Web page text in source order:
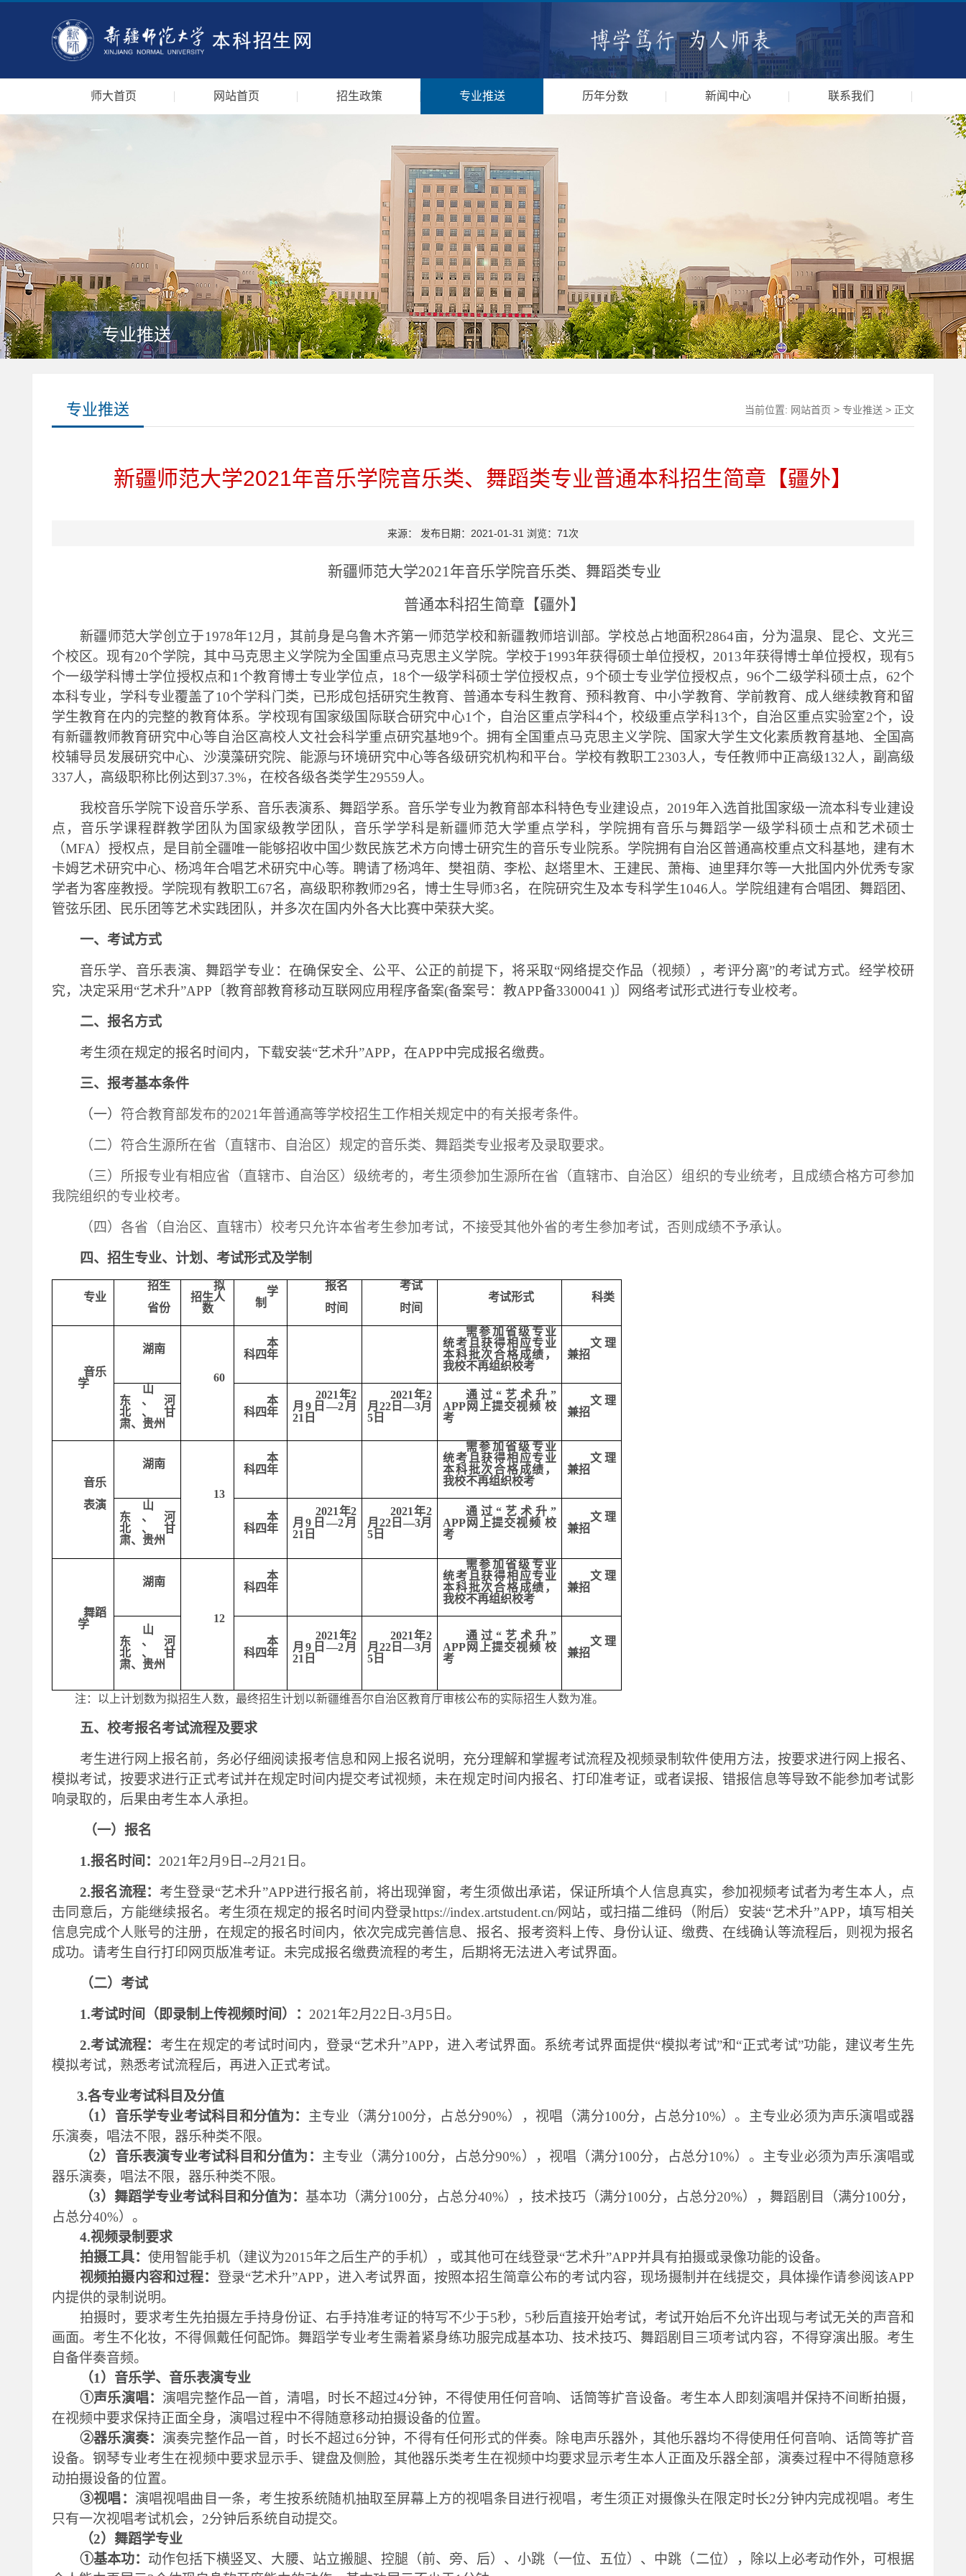
师大首页 网站首页 招生政策 专业推送 历年分数 新闻中心 联系我们
专业推送
专业推送 当前位置: 网站首页 > 专业推送 > 正文
新疆师范大学2021年音乐学院音乐类、舞蹈类专业普通本科招生简章【疆外】
来源： 发布日期：2021-01-31 浏览： 71次
新疆师范大学2021年音乐学院音乐类、舞蹈类专业
普通本科招生简章【疆外】
新疆师范大学创立于1978年12月，其前身是乌鲁木齐第一师范学校和新疆教师培训部。学校总占地面积2864亩，分为温泉、昆仑、文光三
个校区。现有20个学院，其中马克思主义学院为全国重点马克思主义学院。学校于1993年获得硕士单位授权，2013年获得博士单位授权，现有5
个一级学科博士学位授权点和1个教育博士专业学位点，18个一级学科硕士学位授权点，9个硕士专业学位授权点，96个二级学科硕士点，62个
本科专业，学科专业覆盖了10个学科门类，已形成包括研究生教育、普通本专科生教育、预科教育、中小学教育、学前教育、成人继续教育和留
学生教育在内的完整的教育体系。学校现有国家级国际联合研究中心1个，自治区重点学科4个，校级重点学科13个，自治区重点实验室2个，设
有新疆教师教育研究中心等自治区高校人文社会科学重点研究基地9个。拥有全国重点马克思主义学院、国家大学生文化素质教育基地、全国高
校辅导员发展研究中心、沙漠藻研究院、能源与环境研究中心等各级研究机构和平台。学校有教职工2303人，专任教师中正高级132人，副高级
337人，高级职称比例达到37.3%，在校各级各类学生29559人。
我校音乐学院下设音乐学系、音乐表演系、舞蹈学系。音乐学专业为教育部本科特色专业建设点， 2019年入选首批国家级一流本科专业建设
点，音乐学课程群教学团队为国家级教学团队，音乐学学科是新疆师范大学重点学科，学院拥有音乐与舞蹈学一级学科硕士点和艺术硕士
（MFA）授权点，是目前全疆唯一能够招收中国少数民族艺术方向博士研究生的音乐专业院系。学院拥有自治区普通高校重点文科基地，建有木
卡姆艺术研究中心、杨鸿年合唱艺术研究中心等。聘请了杨鸿年、樊祖荫、李松、赵塔里木、王建民、萧梅、迪里拜尔等一大批国内外优秀专家
学者为客座教授。学院现有教职工67名，高级职称教师29名，博士生导师3名，在院研究生及本专科学生1046人。学院组建有合唱团、舞蹈团、
管弦乐团、民乐团等艺术实践团队，并多次在国内外各大比赛中荣获大奖。
一、考试方式
音乐学、音乐表演、舞蹈学专业：在确保安全、公平、公正的前提下，将采取“网络提交作品（视频），考评分离”的考试方式。经学校研
究，决定采用“艺术升”APP〔教育部教育移动互联网应用程序备案(备案号：教APP备3300041 )〕网络考试形式进行专业校考。
二、报名方式
考生须在规定的报名时间内，下载安装“艺术升”APP，在APP中完成报名缴费。
三、报考基本条件
（一） 符合教育部发布的2021年普通高等学校招生工作相关规定中的有关报考条件。
（二） 符合生源所在省（直辖市、自治区）规定的音乐类、舞蹈类专业报考及录取要求。
（三） 所报专业有相应省（直辖市、自治区）级统考的，考生须参加生源所在省（直辖市、自治区）组织的专业统考，且成绩合格方可参加
我院组织的专业校考。
（四） 各省（自治区、直辖市）校考只允许本省考生参加考试，不接受其他外省的考生参加考试，否则成绩不予承认。
四、招生专业、计划、考试形式及学制
专业
招生
省份
拟
招生人
数
学
制
报名
时间
考试
时间
考试形式 科类
音乐
学
湖南
60
本
科四年
需参加省级专业
统考且获得相应专业
本科批次合格成绩，
我校不再组织校考
文理
兼招
山
东 、 河
北、甘
肃、贵州
本
科四年
2021年2
月9 日 —2月
21日
2021年2
月22日 —3月
5日
通过“艺术升 ”
APP网上提交视频 校
考
文理
兼招
音乐
表演
湖南
13
本
科四年
需参加省级专业
统考且获得相应专业
本科批次合格成绩，
我校不再组织校考
文理
兼招
山
东 、 河
北、甘
肃、贵州
本
科四年
2021年2
月9 日 —2月
21日
2021年2
月22日 —3月
5日
通过“艺术升 ”
APP网上提交视频 校
考
文理
兼招
舞蹈
学
湖南
12
本
科四年
需参加省级专业
统考且获得相应专业
本科批次合格成绩，
我校不再组织校考
文理
兼招
山
东 、 河
北、甘
肃、贵州
本
科四年
2021年2
月9 日 —2月
21日
2021年2
月22日 —3月
5日
通过“艺术升 ”
APP网上提交视频 校
考
文理
兼招
注：以上计划数为拟招生人数，最终招生计划以新疆维吾尔自治区教育厅审核公布的实际招生人数为准。
五、校考报名考试流程及要求
考生进行网上报名前，务必仔细阅读报考信息和网上报名说明，充分理解和掌握考试流程及视频录制软件使用方法，按要求进行网上报名、
模拟考试，按要求进行正式考试并在规定时间内提交考试视频，未在规定时间内报名、打印准考证，或者误报、错报信息等导致不能参加考试影
响录取的，后果由考生本人承担。
（一）报名
1.报名时间： 2021年2月 9 日--2月21日。
2.报名流程： 考生登录“艺术升”APP进行报名前，将出现弹窗，考生须做出承诺，保证所填个人信息真实，参加视频考试者为考生本人，点
击同意后，方能继续报名。考生须在规定的报名时间内登录https://index.artstudent.cn/网站，或扫描二维码（附后）安装“艺术升”APP，填写相关
信息完成个人账号的注册，在规定的报名时间内，依次完成完善信息、报名、报考资料上传、身份认证、缴费、在线确认等流程后，则视为报名
成功。请考生自行打印网页版准考证。未完成报名缴费流程的考生，后期将无法进入考试界面。
（二）考试
1.考试时间（即录制上传视频时间）： 2021年2月22日-3月5日。
2.考试流程： 考生在规定的考试时间内，登录“艺术升”APP，进入考试界面。系统考试界面提供“模拟考试”和“正式考试”功能，建议考生先
模拟考试，熟悉考试流程后，再进入正式考试。
3.各专业考试科目及分值
（1）音乐学专业考试科目和分值为： 主专业（满分100分，占总分90%），视唱（满分100分，占总分10%）。主专业必须为声乐演唱或器
乐演奏，唱法不限，器乐种类不限。
（2）音乐表演专业考试科目和分值为： 主专业（满分100分，占总分90%），视唱（满分100分，占总分10%）。主专业必须为声乐演唱或
器乐演奏，唱法不限，器乐种类不限。
（3）舞蹈学专业考试科目和分值为：基本功（满分100分，占总分40%），技术技巧（满分100分，占总分20%），舞蹈剧目（满分100分，
占总分40%）。
4.视频录制要求
拍摄工具： 使用智能手机（建议为2015年之后生产的手机），或其他可在线登录“艺术升”APP并具有拍摄或录像功能的设备。
视频拍摄内容和过程： 登录“艺术升”APP，进入考试界面，按照本招生简章公布的考试内容，现场摄制并在线提交，具体操作请参阅该APP
内提供的录制说明。
拍摄时，要求考生先拍摄左手持身份证、右手持准考证的特写不少于5秒，5秒后直接开始考试，考试开始后不允许出现与考试无关的声音和
画面。考生不化妆，不得佩戴任何配饰。舞蹈学专业考生需着紧身练功服完成基本功、技术技巧、舞蹈剧目三项考试内容，不得穿演出服。考生
自备伴奏音频。
（1）音乐学、音乐表演专业
①声乐演唱： 演唱完整作品一首，清唱，时长不超过4分钟，不得使用任何音响、话筒等扩音设备。考生本人即刻演唱并保持不间断拍摄，
在视频中要求保持正面全身，演唱过程中不得随意移动拍摄设备的位置。
②器乐演奏： 演奏完整作品一首，时长不超过6分钟，不得有任何形式的伴奏。除电声乐器外，其他乐器均不得使用任何音响、话筒等扩音
设备。钢琴专业考生在视频中要求显示手、键盘及侧脸，其他器乐类考生在视频中均要求显示考生本人正面及乐器全部，演奏过程中不得随意移
动拍摄设备的位置。
③视唱： 演唱视唱曲目一条，考生按系统随机抽取至屏幕上方的视唱条目进行视唱，考生须正对摄像头在限定时长2分钟内完成视唱。考生
只有一次视唱考试机会，2分钟后系统自动提交。
（2）舞蹈学专业
①基本功： 动作包括下横竖叉、大腰、站立搬腿、控腿（前、旁、后）、小跳（一位、五位）、中跳（二位），除以上必考动作外，可根据